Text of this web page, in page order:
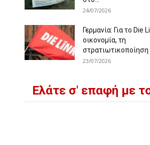
24/07/2026
Γερμανία: Για το Die
οικονομία, τη
στρατιωτικοποίηση
23/07/2026
Ελάτε σ' επαφή με